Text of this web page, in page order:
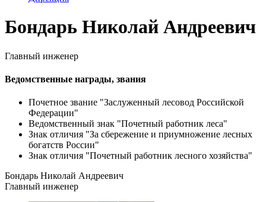
Бондарь Николай Андреевич
Главный инженер
Ведомственные награды, звания
Почетное звание "Заслуженный лесовод Российской
Федерации"
Ведомственный знак "Почетный работник леса"
Знак отличия "За сбережение и приумножение лесных
богатств России"
Знак отличия "Почетный работник лесного хозяйства"
Бондарь Николай Андреевич
Главный инженер